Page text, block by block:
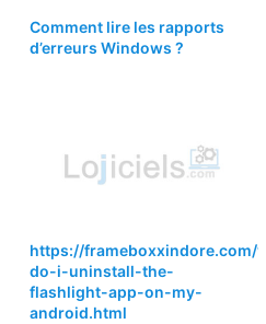
Comment lire les rapports
d’erreurs Windows ?
https://frameboxxindore.com/
do-i-uninstall-the-
flashlight-app-on-my-
android.html